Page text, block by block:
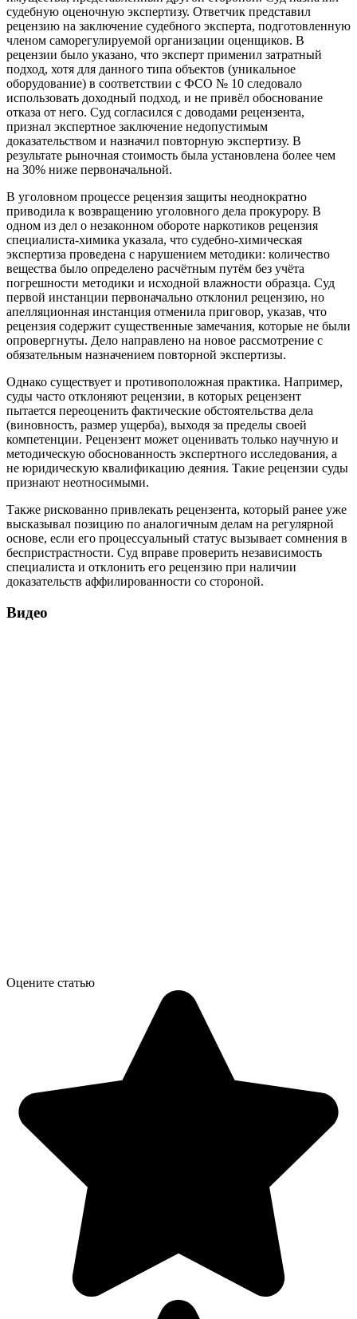
судебную оценочную экспертизу. Ответчик представил
рецензию на заключение судебного эксперта, подготовленную
членом саморегулируемой организации оценщиков. В
рецензии было указано, что эксперт применил затратный
подход, хотя для данного типа объектов (уникальное
оборудование) в соответствии с ФСО № 10 следовало
использовать доходный подход, и не привёл обоснование
отказа от него. Суд согласился с доводами рецензента,
признал экспертное заключение недопустимым
доказательством и назначил повторную экспертизу. В
результате рыночная стоимость была установлена более чем
на 30% ниже первоначальной.
В уголовном процессе рецензия защиты неоднократно
приводила к возвращению уголовного дела прокурору. В
одном из дел о незаконном обороте наркотиков рецензия
специалиста-химика указала, что судебно-химическая
экспертиза проведена с нарушением методики: количество
вещества было определено расчётным путём без учёта
погрешности методики и исходной влажности образца. Суд
первой инстанции первоначально отклонил рецензию, но
апелляционная инстанция отменила приговор, указав, что
рецензия содержит существенные замечания, которые не были
опровергнуты. Дело направлено на новое рассмотрение с
обязательным назначением повторной экспертизы.
Однако существует и противоположная практика. Например,
суды часто отклоняют рецензии, в которых рецензент
пытается переоценить фактические обстоятельства дела
(виновность, размер ущерба), выходя за пределы своей
компетенции. Рецензент может оценивать только научную и
методическую обоснованность экспертного исследования, а
не юридическую квалификацию деяния. Такие рецензии суды
признают неотносимыми.
Также рискованно привлекать рецензента, который ранее уже
высказывал позицию по аналогичным делам на регулярной
основе, если его процессуальный статус вызывает сомнения в
беспристрастности. Суд вправе проверить независимость
специалиста и отклонить его рецензию при наличии
доказательств аффилированности со стороной.
Видео
Оцените статью